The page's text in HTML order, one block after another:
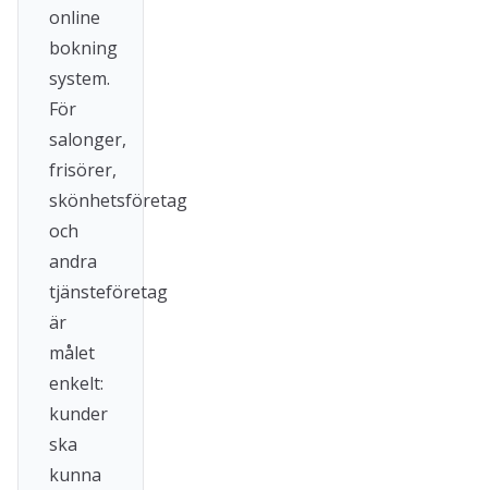
online
bokning
system.
För
salonger,
frisörer,
skönhetsföretag
och
andra
tjänsteföretag
är
målet
enkelt:
kunder
ska
kunna